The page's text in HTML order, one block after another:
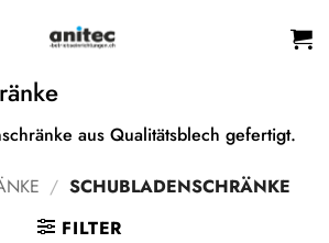
aus Qualitätsblech gefertigt.
/ SCHUBLADENSCHRÄNKE
FILTER